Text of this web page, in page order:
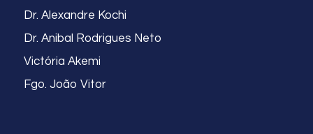
Dr. Alexandre Kochi
Dr. Anibal Rodrigues Neto
Victória Akemi
Fgo. João Vitor